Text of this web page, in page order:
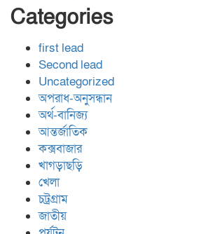
Categories
first lead
Second lead
Uncategorized
অপরাধ-অনুসন্ধান
অর্থ-বানিজ্য
আন্তর্জাতিক
কক্সবাজার
খাগড়াছড়ি
খেলা
চট্রগ্রাম
জাতীয়